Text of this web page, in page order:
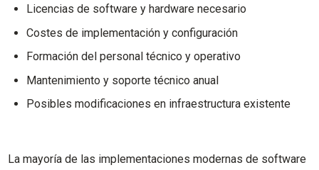
Licencias de software y hardware necesario
Costes de implementación y configuración
Formación del personal técnico y operativo
Mantenimiento y soporte técnico anual
Posibles modificaciones en infraestructura existente
La mayoría de las implementaciones modernas de software